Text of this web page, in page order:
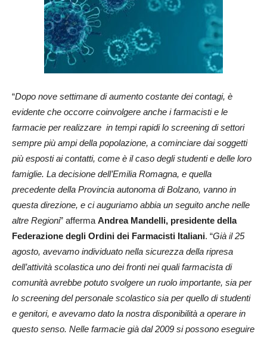
“Dopo nove settimane di aumento costante dei contagi, è
evidente che occorre coinvolgere anche i farmacisti e le
farmacie per realizzare in tempi rapidi lo screening di settori
sempre più ampi della popolazione, a cominciare dai soggetti
più esposti ai contatti, come è il caso degli studenti e delle loro
famiglie. La decisione dell’Emilia Romagna, e quella
precedente della Provincia autonoma di Bolzano, vanno in
questa direzione, e ci auguriamo abbia un seguito anche nelle
altre Regioni” afferma Andrea Mandelli, presidente della
Federazione degli Ordini dei Farmacisti Italiani. “Già il 25
agosto, avevamo individuato nella sicurezza della ripresa
dell’attività scolastica uno dei fronti nei quali farmacista di
comunità avrebbe potuto svolgere un ruolo importante, sia per
lo screening del personale scolastico sia per quello di studenti
e genitori, e avevamo dato la nostra disponibilità a operare in
questo senso. Nelle farmacie già dal 2009 si possono eseguire